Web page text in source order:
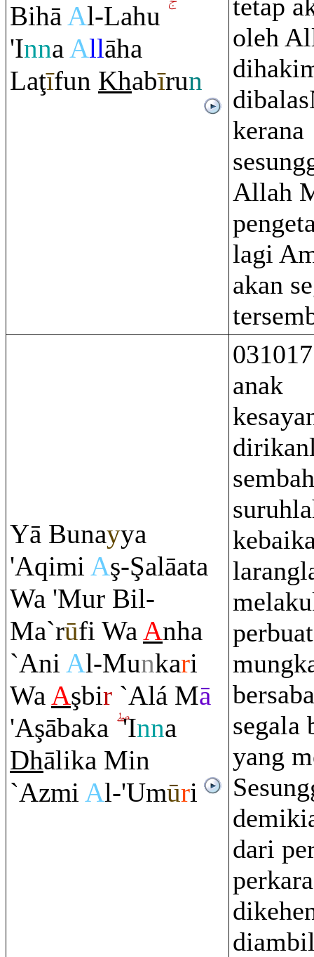
BihāAl-Lahu
'InnaAllāha
Laţīfun Khabīrun
tetap
oleh
kerana
Allah
lagi
akan
Yā Bunayya
'Aqimi Aş-Şalāata
Wa 'Mur Bil-
Ma`rūfi WaAnha
`Ani Al-Munkari
WaAşbir `Alá Mā
'Aşābaka 'Inna
Dhālika Min
`Azmi Al-'Umūri
anak
segala
yang
dari